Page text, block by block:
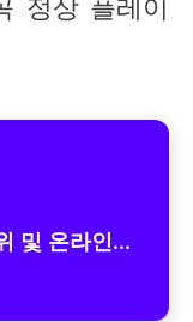
정상 플레이
및 온라인...